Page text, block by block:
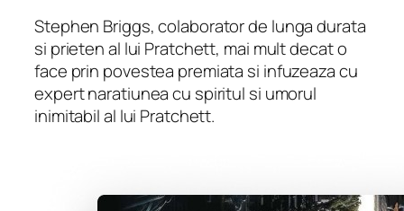
Stephen Briggs, colaborator de lunga durata
si prieten al lui Pratchett, mai mult decat o
face prin povestea premiata si infuzeaza cu
expert naratiunea cu spiritul si umorul
inimitabil al lui Pratchett.